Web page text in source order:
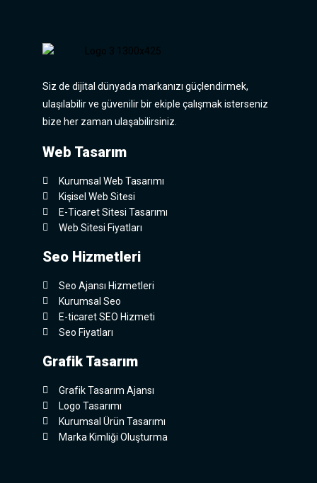
Siz de dijital dünyada markanızı güçlendirmek,
ulaşılabilir ve güvenilir bir ekiple çalışmak isterseniz
bize her zaman ulaşabilirsiniz.
Web Tasarım
Kurumsal Web Tasarımı
Kişisel Web Sitesi
E-Ticaret Sitesi Tasarımı
Web Sitesi Fiyatları
Seo Hizmetleri
Seo Ajansı Hizmetleri
Kurumsal Seo
E-ticaret SEO Hizmeti
Seo Fiyatları
Grafik Tasarım
Grafik Tasarım Ajansı
Logo Tasarımı
Kurumsal Ürün Tasarımı
Marka Kimliği Oluşturma